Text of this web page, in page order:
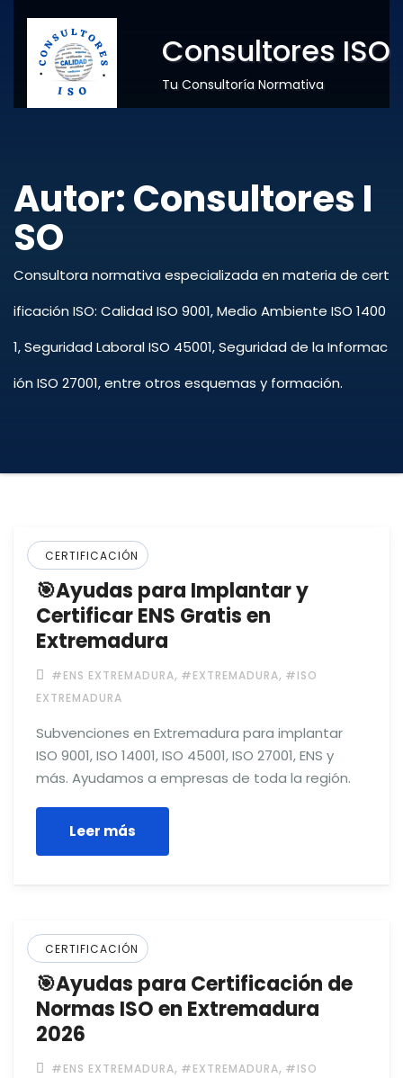
Consultores ISO
Tu Consultoría Normativa
Autor:Consultores I
SO
Consultora normativa especializada en materia de cert
ificación ISO: Calidad ISO 9001, Medio Ambiente ISO 1400
1, Seguridad Laboral ISO 45001, Seguridad de la Informac
ión ISO 27001, entre otros esquemas y formación.
CERTIFICACIÓN
🎯Ayudas para Implantar y
Certificar ENS Gratis en
Extremadura
#ENS EXTREMADURA, #EXTREMADURA, #ISO
EXTREMADURA
Subvenciones en Extremadura para implantar
ISO 9001, ISO 14001, ISO 45001, ISO 27001, ENS y
más. Ayudamos a empresas de toda la región.
Leer más
CERTIFICACIÓN
🎯Ayudas para Certificación de
Normas ISO en Extremadura
2026
#ENS EXTREMADURA, #EXTREMADURA, #ISO